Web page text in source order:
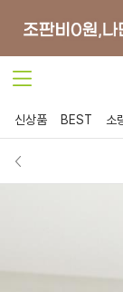
신상품 BEST 소